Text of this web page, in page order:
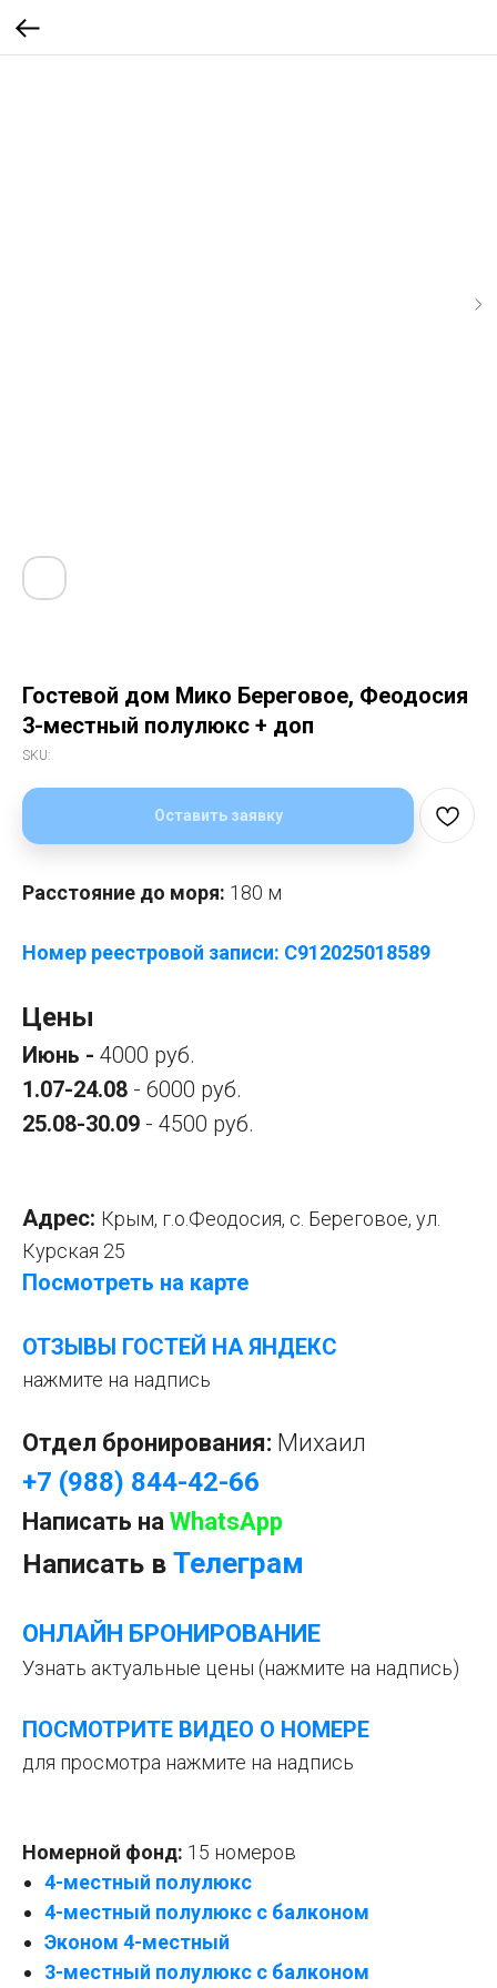
Гостевой дом Мико Береговое, Феодосия
3-местный полулюкс + доп
SKU:
Оставить заявку
Расстояние до моря: 180 м
Номер реестровой записи: С912025018589
Цены
Июнь - 4000 руб.
1.07-24.08 - 6000 руб.
25.08-30.09 - 4500 руб.
Адрес: Крым, г.о.Феодосия, с. Береговое, ул.
Курская 25
Посмотреть на карте
ОТЗЫВЫ ГОСТЕЙ НА ЯНДЕКС
нажмите на надпись
Отдел бронирования: Михаил
+7 (988) 844-42-66
Написать на WhatsApp
Написать в Телеграм
ОНЛАЙН БРОНИРОВАНИ Е
Узнать актуальные цены (нажмите на надпись)
ПОСМОТРИТЕ ВИДЕО О НОМЕРЕ
для просмотра нажмите на надпись
Номерной фонд: 15 номеров
4-местный полулюкс
4-местный полулюкс с балконом
Эконом 4-местный
3-местный полулюкс с балконом